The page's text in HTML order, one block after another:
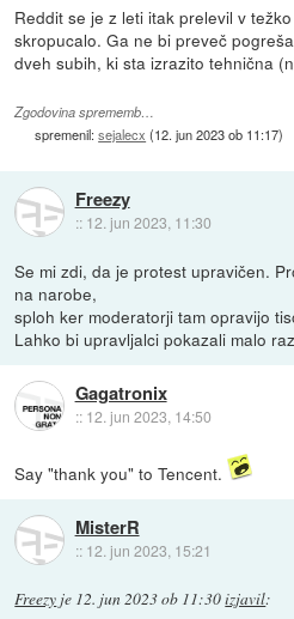
Reddit se je z leti itak prelevil v
skropucalo. Ga ne bi preveč
dveh subih, ki sta izrazito tehnična
Zgodovina sprememb…
spremenil:sejalecx (12. jun 2023 ob 11:17)
Freezy
:: 12. jun 2023, 11:30
Se mi zdi, da je protest upravičen.
na narobe,
sploh ker moderatorji tam opravijo
Lahko bi upravljalci pokazali malo
Gagatronix
:: 12. jun 2023, 14:50
Say "thank you" to Tencent.
MisterR
:: 12. jun 2023, 15:21
Freezy je 12. jun 2023 ob 11:30izjavil: